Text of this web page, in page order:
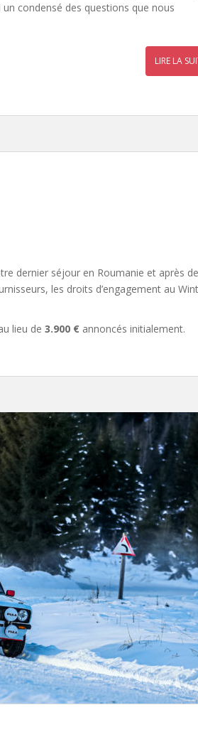
condensé des questions que nous
LIRE LA
dernier séjour en Roumanie et après de
les droits d’engagement au
lieu de 3.900 € annoncés initialement.